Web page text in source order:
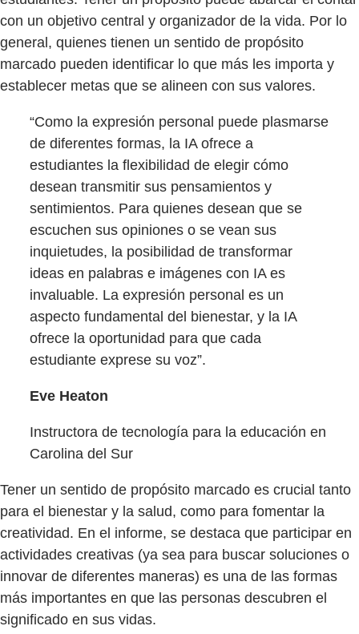
con un objetivo central y organizador de la vida. Por lo
general, quienes tienen un sentido de propósito
marcado pueden identificar lo que más les importa y
establecer metas que se alineen con sus valores.
“Como la expresión personal puede plasmarse
de diferentes formas, la IA ofrece a
estudiantes la flexibilidad de elegir cómo
desean transmitir sus pensamientos y
sentimientos. Para quienes desean que se
escuchen sus opiniones o se vean sus
inquietudes, la posibilidad de transformar
ideas en palabras e imágenes con IA es
invaluable. La expresión personal es un
aspecto fundamental del bienestar, y la IA
ofrece la oportunidad para que cada
estudiante exprese su voz”.
Eve Heaton
Instructora de tecnología para la educación en
Carolina del Sur
Tener un sentido de propósito marcado es crucial tanto
para el bienestar y la salud, como para fomentar la
creatividad. En el informe, se destaca que participar en
actividades creativas (ya sea para buscar soluciones o
innovar de diferentes maneras) es una de las formas
más importantes en que las personas descubren el
significado en sus vidas.